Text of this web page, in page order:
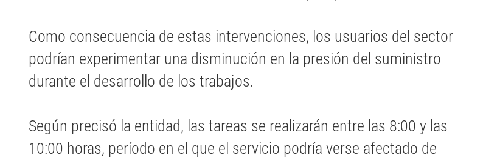
Como consecuencia de estas intervenciones, los usuarios del sector
podrían experimentar una disminución en la presión del suministro
durante el desarrollo de los trabajos.
Según precisó la entidad, las tareas se realizarán entre las 8:00 y las
10:00 horas, período en el que el servicio podría verse afectado de